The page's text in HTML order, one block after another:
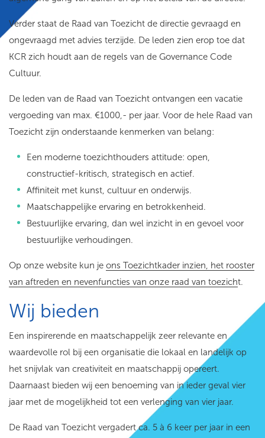
Verder staat de Raad van Toezicht de directie gevraagd en
ongevraagd met advies terzijde. De leden zien erop toe dat
KCR zich houdt aan de regels van de Governance Code
Cultuur.
De leden van de Raad van Toezicht ontvangen een vacatie
vergoeding van max. €1000,- per jaar. Voor de hele Raad van
Toezicht zijn onderstaande kenmerken van belang:
Een moderne toezichthouders attitude: open,
constructief-kritisch, strategisch en actief.
Affiniteit met kunst, cultuur en onderwijs.
Maatschappelijke ervaring en betrokkenheid.
Bestuurlijke ervaring, dan wel inzicht in en gevoel voor
bestuurlijke verhoudingen.
Op onze website kun je ons Toezichtkader inzien, het rooster
van aftreden en nevenfuncties van onze raad van toezicht.
Wij bieden
Een inspirerende en maatschappelijk zeer relevante en
waardevolle rol bij een organisatie die lokaal en landelijk op
het snijvlak van creativiteit en maatschappij opereert.
Daarnaast bieden wij een benoeming van in ieder geval vier
jaar met de mogelijkheid tot een verlenging van vier jaar.
De Raad van Toezicht vergadert ca. 5 à 6 keer per jaar in een